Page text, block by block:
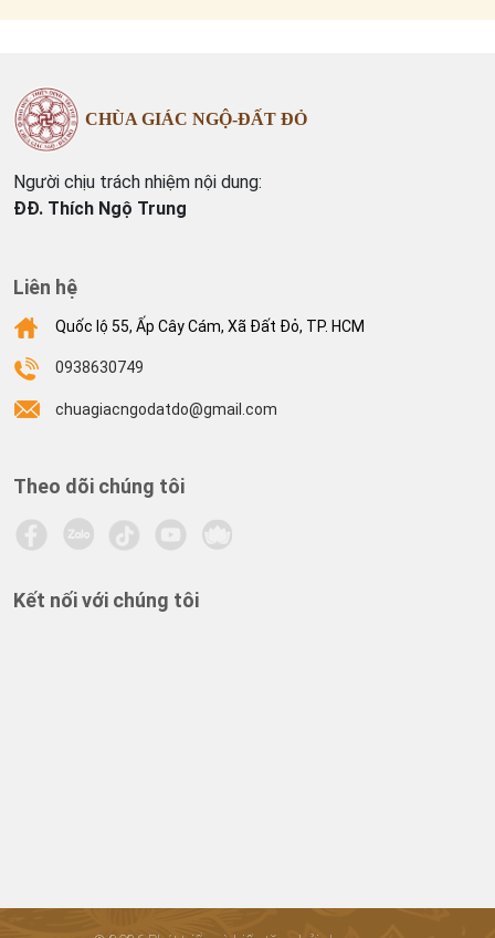
CHÙA GIÁC NGỘ-ĐẤT ĐỎ
Người chịu trách nhiệm nội dung:
ĐĐ. Thích Ngộ Trung
Liên hệ
Quốc lộ 55, Ấp Cây Cám, Xã Đất Đỏ, TP. HCM
0938630749
chuagiacngodatdo@gmail.com
Theo dõi chúng tôi
Kết nối với chúng tôi